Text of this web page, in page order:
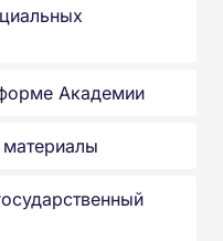
Академии